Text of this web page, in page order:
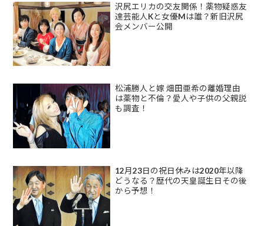
沢尻エリカの交友関係！薬物疑惑友
達芸能人Kと女優Mは誰？新旧沢尻
会メンバー公開
松浦勝人と嫁 畑田亜希の離婚理由
は薬物と不倫？愛人や子供の父親説
も調査！
12月23日の祝日休みは2020年以降
どうなる？歴代の天皇誕生日その後
から予想！